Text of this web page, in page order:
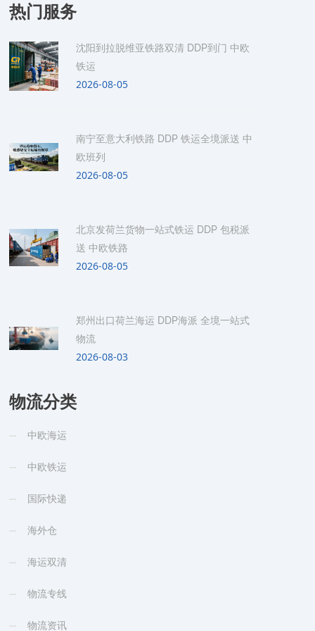
热门服务
沈阳到拉脱维亚铁路双清 DDP到门 中欧
铁运
2026-08-05
南宁至意大利铁路 DDP 铁运全境派送 中
欧班列
2026-08-05
北京发荷兰货物一站式铁运 DDP 包税派
送 中欧铁路
2026-08-05
郑州出口荷兰海运 DDP海派 全境一站式
物流
2026-08-03
物流分类
中欧海运
中欧铁运
国际快递
海外仓
海运双清
物流专线
物流资讯